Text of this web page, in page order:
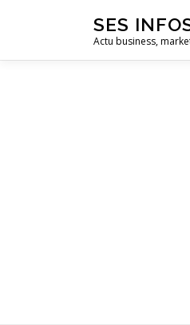
SES
Actu business,